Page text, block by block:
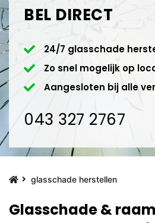
BEL DIRECT
24/7 glasschade
Zo snel mogelijk op
Aangesloten bij alle
043 327 2767
glasschade herstellen
Glasschade &